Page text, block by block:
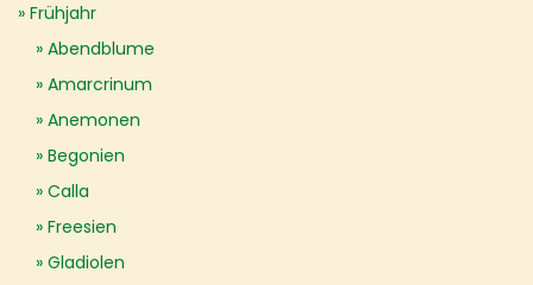
Frühjahr
Abendblume
Amarcrinum
Anemonen
Begonien
Calla
Freesien
Gladiolen